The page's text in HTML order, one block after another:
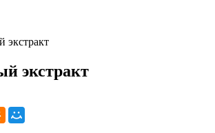
экстракт
экстракт